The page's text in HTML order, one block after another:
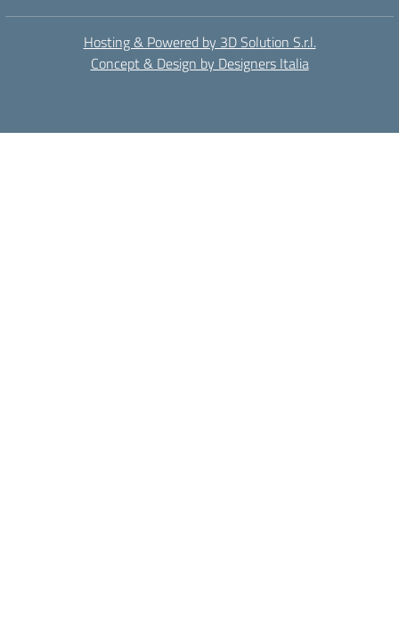
Hosting & Powered by 3D Solution S.r.l.
Concept & Design by Designers Italia